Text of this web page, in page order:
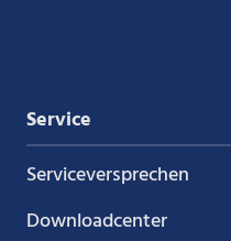
Service
Service­versprechen
Downloadcenter